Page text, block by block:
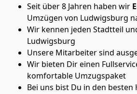
Seit über 8 Jahren haben wir
Umzügen von Ludwigsburg
Wir kennen jeden Stadtteil
Ludwigsburg
Unsere Mitarbeiter sind
Wir bieten Dir einen
komfortable Umzugspaket
Bei uns bist Du in den besten